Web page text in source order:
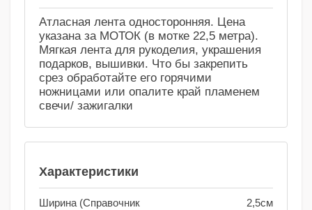
Атласная лента односторонняя. Цена
указана за МОТОК (в мотке 22,5 метра).
Мягкая лента для рукоделия, украшения
подарков, вышивки. Что бы закрепить
срез обработайте его горячими
ножницами или опалите край пламенем
свечи/ зажигалки
Характеристики
Ширина (Справочник
2,5см